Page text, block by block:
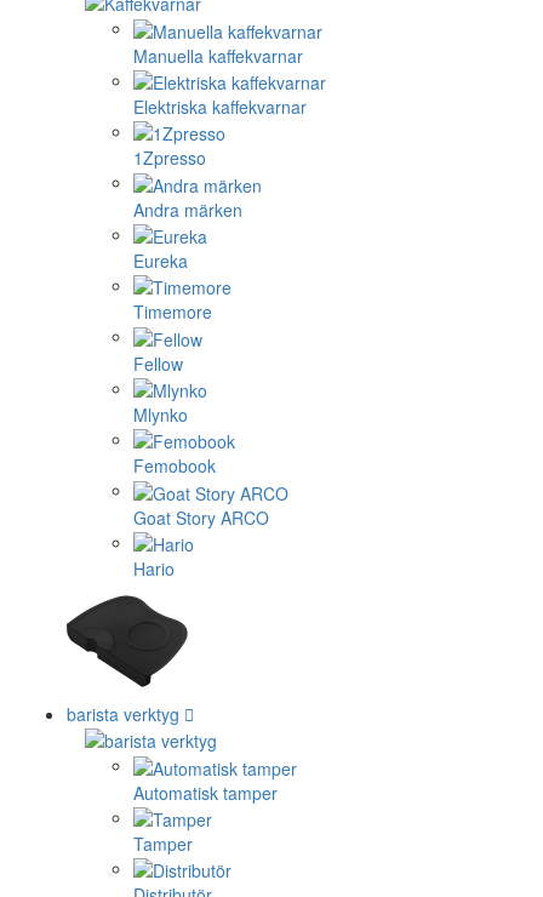
Manuella kaffekvarnar
Elektriska kaffekvarnar
1Zpresso
Andra märken
Eureka
Timemore
Fellow
Mlynko
Femobook
Goat Story ARCO
Hario
barista verktyg
Automatisk tamper
Tamper